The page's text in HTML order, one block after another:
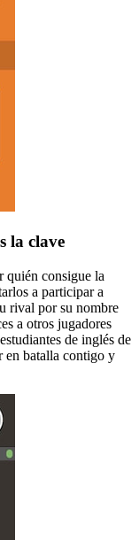
la clave
quién consigue la
a participar a
rival por su nombre
a otros jugadores
de inglés de
en batalla contigo y